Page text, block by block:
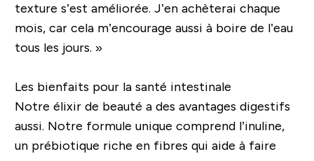
texture s’est améliorée. J’en achèterai chaque
mois, car cela m’encourage aussi à boire de l’eau
tous les jours. »
Les bienfaits pour la santé intestinale
Notre élixir de beauté a des avantages digestifs
aussi. Notre formule unique comprend l’inuline,
un prébiotique riche en fibres qui aide à faire